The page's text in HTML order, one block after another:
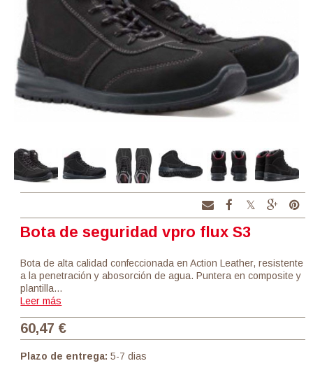
Bota de seguridad vpro flux S3
Bota de alta calidad confeccionada en Action Leather, resistente
a la penetración y abosorción de agua. Puntera en composite y
plantilla…
Leer más
60,47 €
Plazo de entrega: 5-7 dias